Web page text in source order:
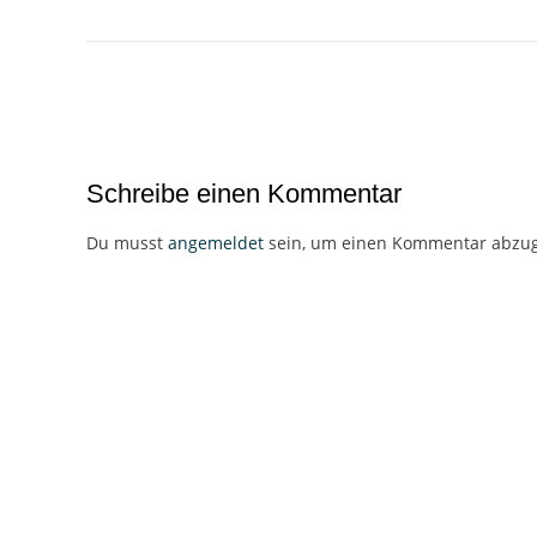
Schreibe einen Kommentar
Du musst angemeldet sein, um einen Kommentar